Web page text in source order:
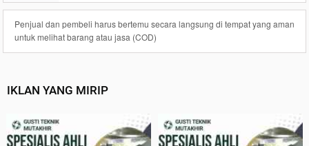
Penjual dan pembeli harus bertemu secara langsung di tempat yang aman
untuk melihat barang atau jasa (COD)
IKLAN YANG MIRIP